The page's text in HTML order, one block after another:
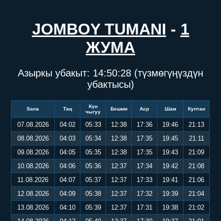
JOMBOY TUMANI - 1
ЖУМА
Азыркы убакыт: 14:50:28 (түзмөгүңүздүн
убактысы)
Sana Таң
Күн
чыгуу
Бешим Аср Шам Куптан
07.08.2026 04:02 05:33 12:38 17:36 19:46
21:13
08.08.2026
04:03 05:34 12:38 17:35 19:45
21:11
09.08.2026
04:05 05:35 12:38 17:35 19:43
21:09
10.08.2026
04:06 05:36 12:37 17:34 19:42
21:08
11.08.2026
04:07 05:37 12:37 17:33 19:41
21:06
12.08.2026
04:09 05:38 12:37 17:32 19:39
21:04
13.08.2026
04:10 05:39 12:37 17:31 19:38
21:02